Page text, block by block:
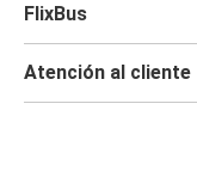
FlixBus
Atención al cliente